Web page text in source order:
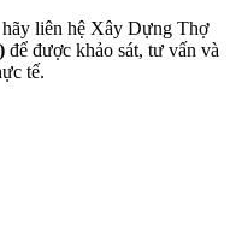
hãy liên hệ Xây Dựng Thợ
để được khảo sát, tư vấn và
tế.